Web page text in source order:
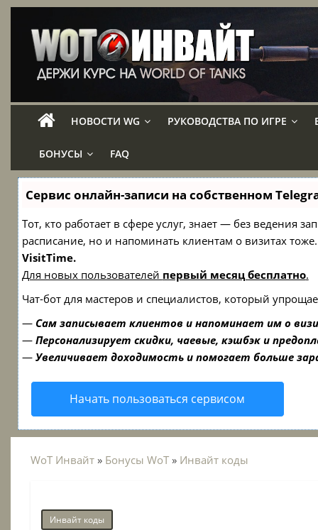
НОВОСТИ WG РУКОВОДСТВА ПО ИГРЕ
БОНУСЫ FAQ
Сервис онлайн-записи на собственном
Тот, кто работает в сфере услуг, знает — без ведения
расписание, но и напоминать клиентам о визитах
VisitTime.
Для новых пользователей первый месяц бесплатно.
Чат-бот для мастеров и специалистов, который
— Сам записывает клиентов и напоминает им о
— Персонализирует скидки, чаевые, кэшбэк и
— Увеличивает доходимость и помогает больше
Начать пользоваться сервисом
WoT Инвайт » Бонусы WoT » Инвайт коды
Инвайт коды